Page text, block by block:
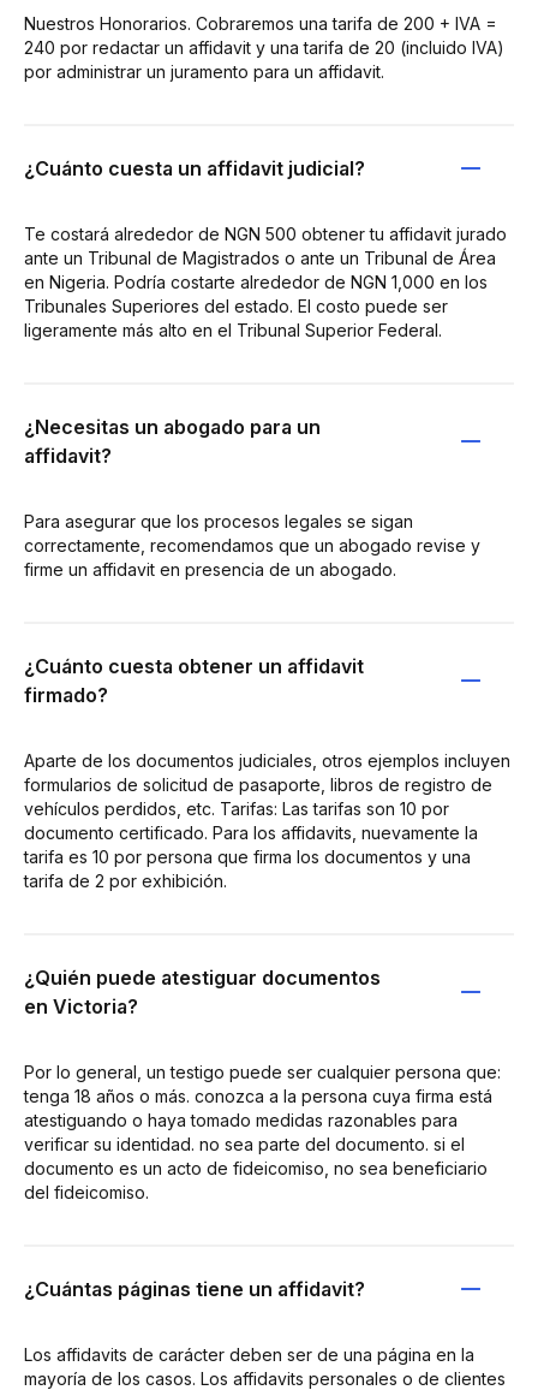
Nuestros Honorarios. Cobraremos una tarifa de 200 + IVA =
240 por redactar un affidavit y una tarifa de 20 (incluido IVA)
por administrar un juramento para un affidavit.
¿Cuánto cuesta un affidavit judicial?
Te costará alrededor de NGN 500 obtener tu affidavit jurado
ante un Tribunal de Magistrados o ante un Tribunal de Área
en Nigeria. Podría costarte alrededor de NGN 1,000 en los
Tribunales Superiores del estado. El costo puede ser
ligeramente más alto en el Tribunal Superior Federal.
¿Necesitas un abogado para un
affidavit?
Para asegurar que los procesos legales se sigan
correctamente, recomendamos que un abogado revise y
firme un affidavit en presencia de un abogado.
¿Cuánto cuesta obtener un affidavit
firmado?
Aparte de los documentos judiciales, otros ejemplos incluyen
formularios de solicitud de pasaporte, libros de registro de
vehículos perdidos, etc. Tarifas: Las tarifas son 10 por
documento certificado. Para los affidavits, nuevamente la
tarifa es 10 por persona que firma los documentos y una
tarifa de 2 por exhibición.
¿Quién puede atestiguar documentos
en Victoria?
Por lo general, un testigo puede ser cualquier persona que:
tenga 18 años o más. conozca a la persona cuya firma está
atestiguando o haya tomado medidas razonables para
verificar su identidad. no sea parte del documento. si el
documento es un acto de fideicomiso, no sea beneficiario
del fideicomiso.
¿Cuántas páginas tiene un affidavit?
Los affidavits de carácter deben ser de una página en la
mayoría de los casos. Los affidavits personales o de clientes